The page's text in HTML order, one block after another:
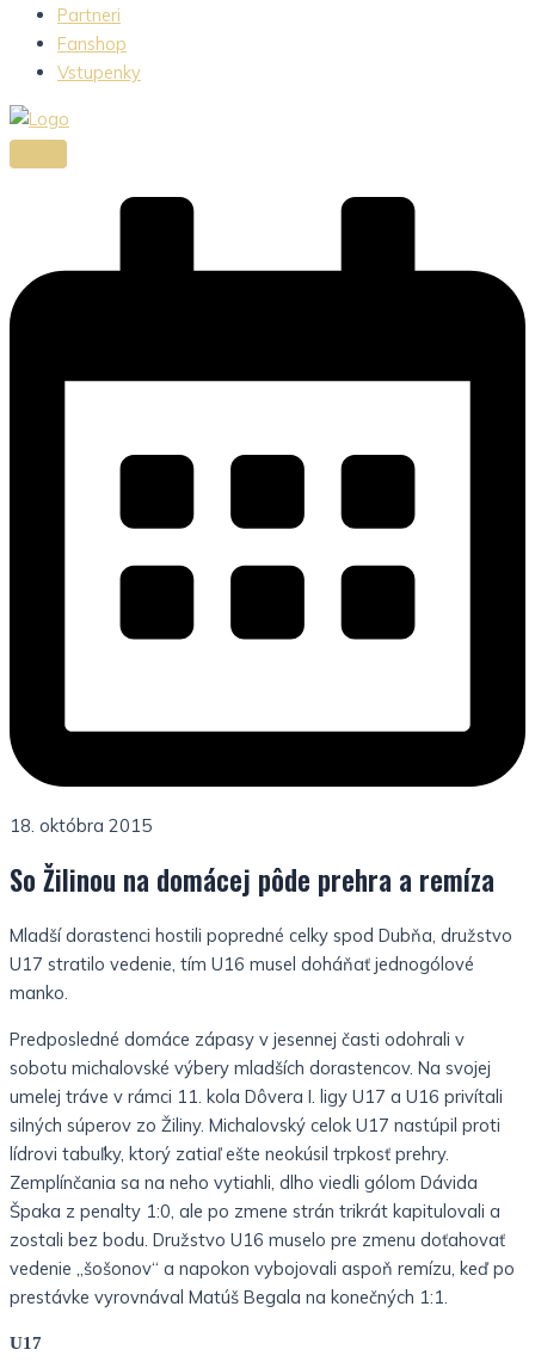
Partneri
Fanshop
Vstupenky
18. októbra 2015
So Žilinou na domácej pôde prehra a remíza
Mladší dorastenci hostili popredné celky spod Dubňa, družstvo
U17 stratilo vedenie, tím U16 musel doháňať jednogólové
manko.
Predposledné domáce zápasy v jesennej časti odohrali v
sobotu michalovské výbery mladších dorastencov. Na svojej
umelej tráve v rámci 11. kola Dôvera I. ligy U17 a U16 privítali
silných súperov zo Žiliny. Michalovský celok U17 nastúpil proti
lídrovi tabuľky, ktorý zatiaľ ešte neokúsil trpkosť prehry.
Zemplínčania sa na neho vytiahli, dlho viedli gólom Dávida
Špaka z penalty 1:0, ale po zmene strán trikrát kapitulovali a
zostali bez bodu. Družstvo U16 muselo pre zmenu doťahovať
vedenie „šošonov“ a napokon vybojovali aspoň remízu, keď po
prestávke vyrovnával Matúš Begala na konečných 1:1.
U17